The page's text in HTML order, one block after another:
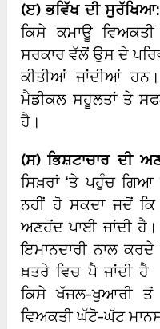
(ੲ) ਭਵਿੱਖ ਦੀ ਸੁਰੱਖਿਆ:
ਕਿਸੇ ਕਮਾਊ
ਸਰਕਾਰ ਵੱਲੋਂ ਉਸ ਦੇ
ਕੀਤੀਆਂ ਜਾਂਦੀਆਂ
ਮੈਡੀਕਲ ਸਹੂਲਤਾਂ ਤੇ
ਹੈ।
(ਸ) ਭਿਸ਼ਟਾਚਾਰ ਦੀ
ਸਿਖ਼ਰਾਂ ‘ਤੇ ਪਹੁੰਚ
ਨਹੀਂ ਹੋ ਸਕਦਾ ਜਦੋਂ ਕਿ
ਅਣਹੋਂਦ ਪਾਈ ਜਾਂਦੀ
ਇਮਾਨਦਾਰੀ ਨਾਲ
ਖ਼ਤਰੇ ਵਿਚ ਪੈ ਜਾਂਦੀ ਹੈ
ਕਿਸੇ ਖੱਜਲ-ਖੁਆਰੀ
ਵਿਅਕਤੀ ਘੱਟੋ-ਘੱਟ